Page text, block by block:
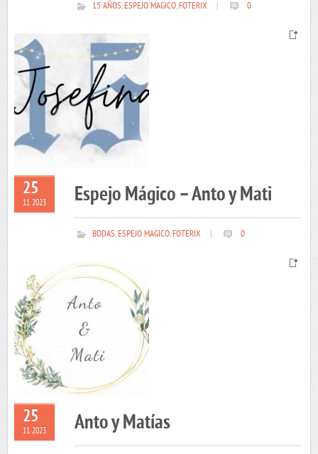
15 AÑOS,ESPEJO MAGICO,FOTERIX 0
25
11 2023 Espejo Mágico – Anto y Mati
BODAS,ESPEJO MAGICO,FOTERIX 0
25
11 2023 Anto y Matías